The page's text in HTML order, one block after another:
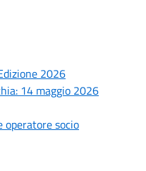
2026
14 maggio 2026
operatore socio